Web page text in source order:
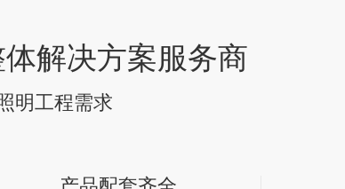
解决方案服务商
明工程需求